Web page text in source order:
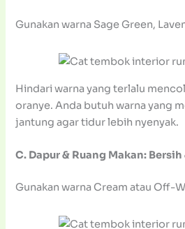
Gunakan warna Sage Green,
Hindari warna yang terlalu
oranye. Anda butuh warna yang
jantung agar tidur lebih nyenyak.
C. Dapur & Ruang Makan: Bersih
Gunakan warna Cream atau Off-